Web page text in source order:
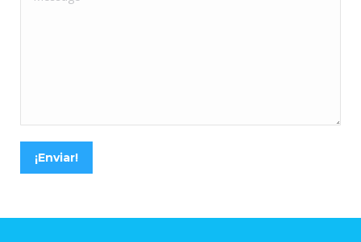
¡Enviar!